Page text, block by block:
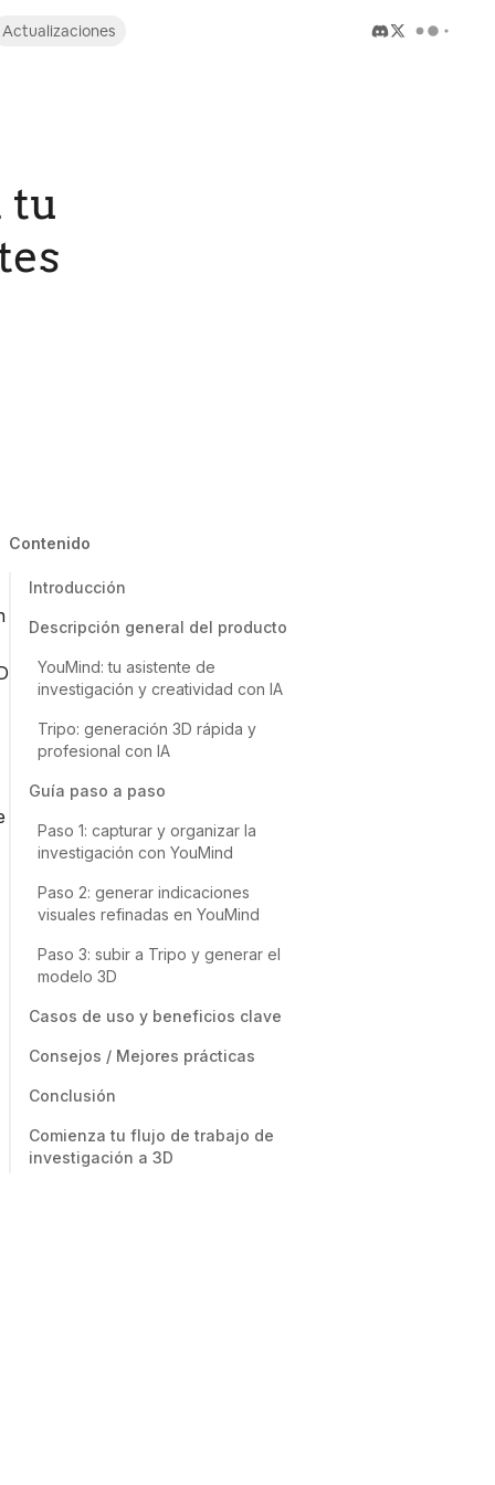
Actualizaciones
tu
Contenido
Introducción
Descripción general del producto
YouMind: tu asistente de
investigación y creatividad con IA
Tripo: generación 3D rápida y
profesional con IA
Guía paso a paso
Paso 1: capturar y organizar la
investigación con YouMind
Paso 2: generar indicaciones
visuales refinadas en YouMind
Paso 3: subir a Tripo y generar el
modelo 3D
Casos de uso y beneficios clave
Consejos / Mejores prácticas
Conclusión
Comienza tu flujo de trabajo de
investigación a 3D